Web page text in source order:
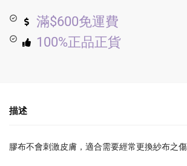
滿$600免運費
100%正品正貨
描述
膠布不會刺激皮膚，適合需要經常更換紗布之